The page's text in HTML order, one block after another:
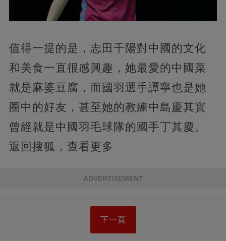
值得一提的是，志田千陽對中國的文化
和美食一直很感興趣，她最愛的中國菜
就是麻婆豆腐，而國羽選手譚寧也是她
圈中的好友，甚至她的教練中島慶其實
曾經就是中國羽毛球隊的國手丁其慶。
返回搜狐，查看更多
ADVERTISEMENT
下一頁